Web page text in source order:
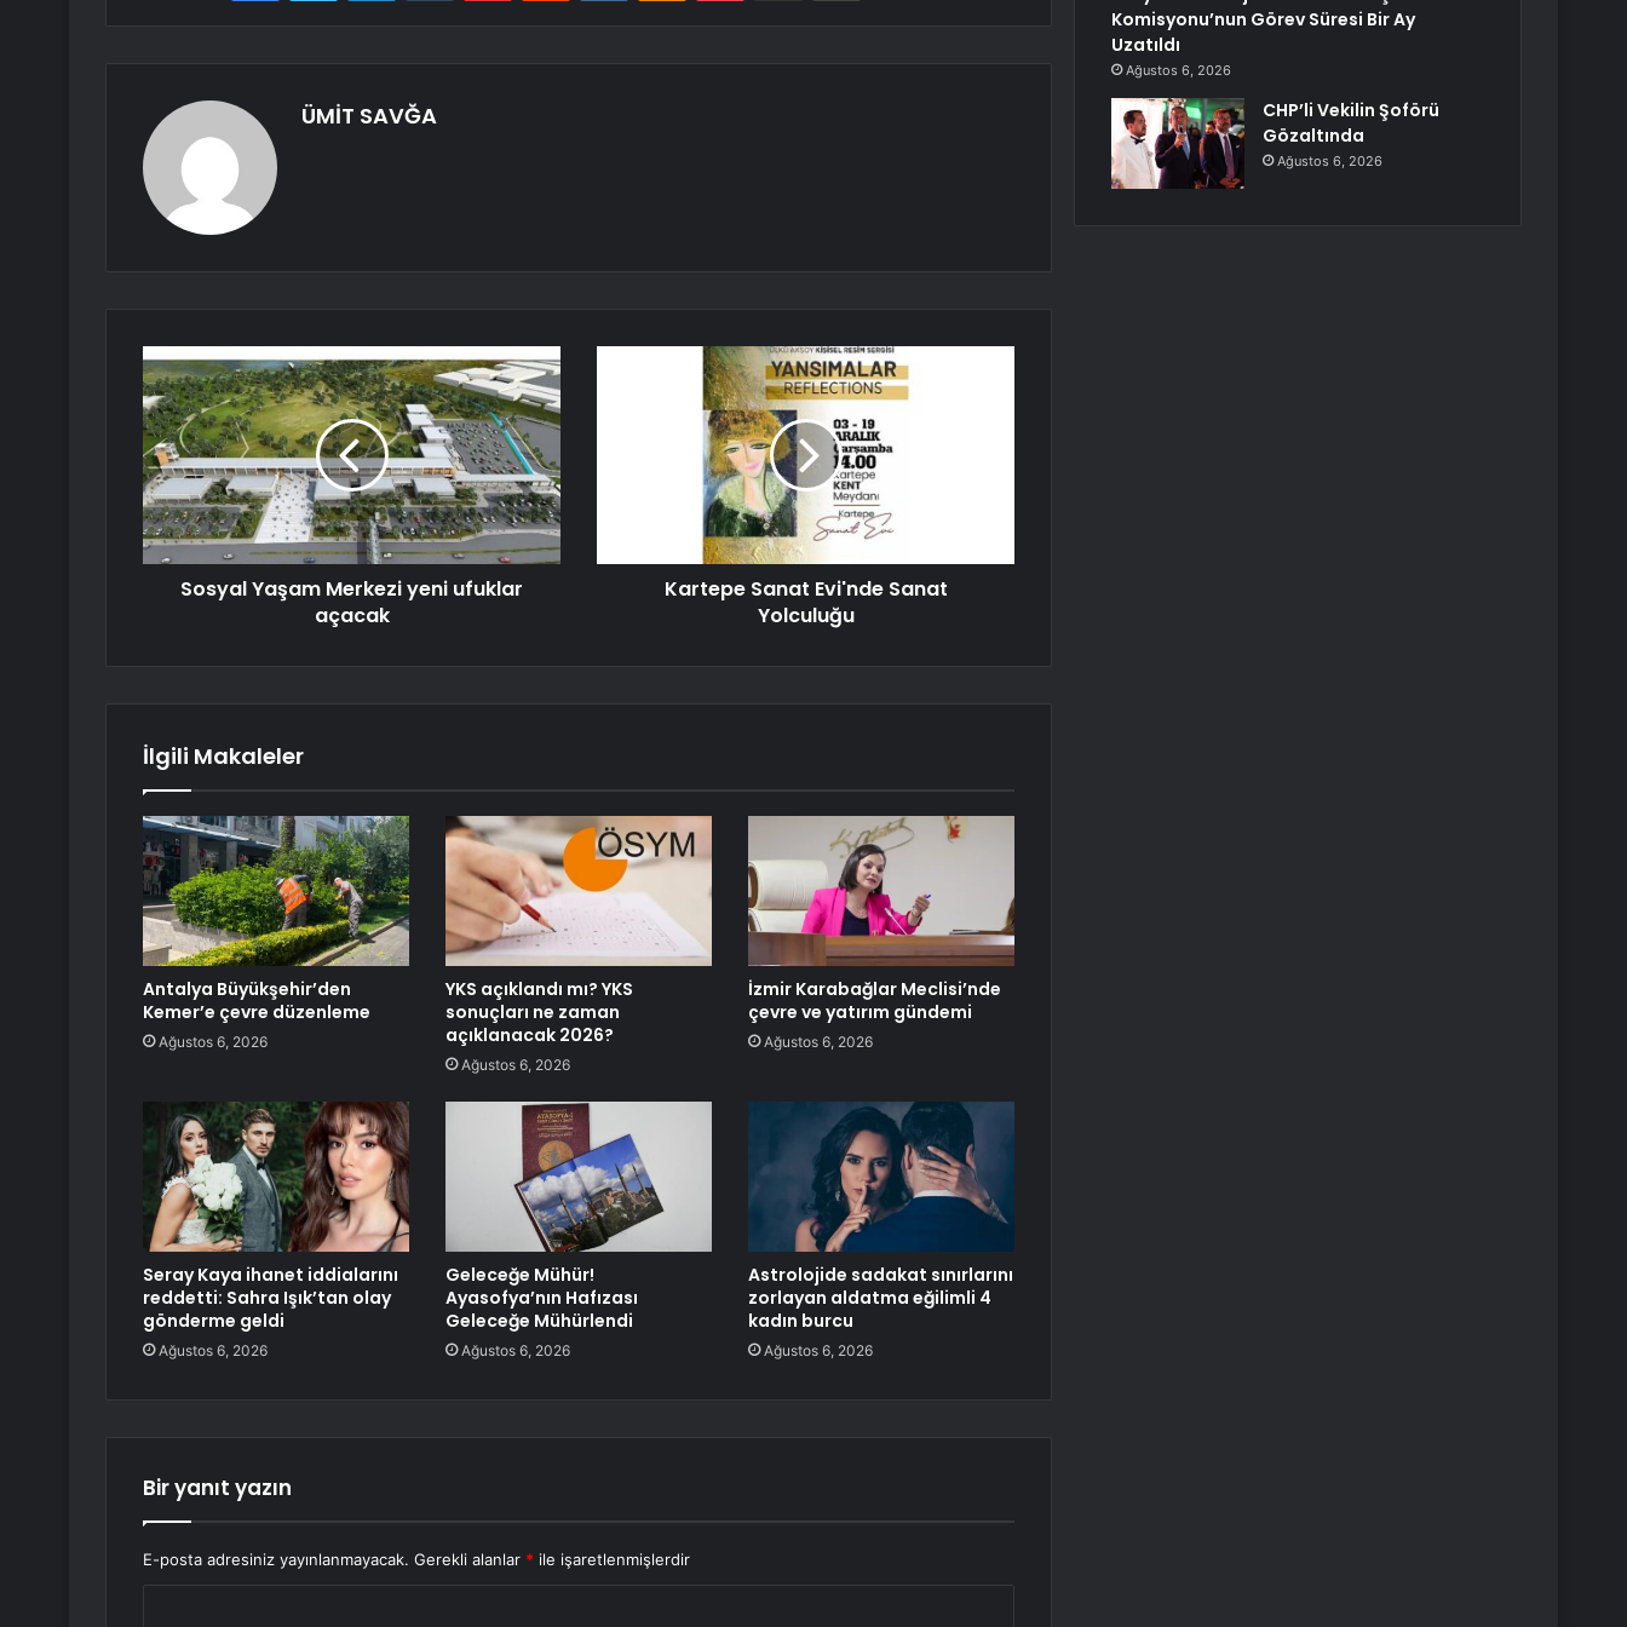
ÜMİT SAVĞA
Sosyal Yaşam Merkezi yeni ufuklar
açacak
Kartepe Sanat Evi'nde Sanat
Yolculuğu
İlgili Makaleler
Antalya Büyükşehir’den
Kemer’e çevre düzenleme
Ağustos 6, 2026
YKS açıklandı mı? YKS
sonuçları ne zaman
açıklanacak 2026?
Ağustos 6, 2026
İzmir Karabağlar Meclisi’nde
çevre ve yatırım gündemi
Ağustos 6, 2026
Seray Kaya ihanet iddialarını
reddetti: Sahra Işık’tan olay
gönderme geldi
Ağustos 6, 2026
Geleceğe Mühür!
Ayasofya’nın Hafızası
Geleceğe Mühürlendi
Ağustos 6, 2026
Astrolojide sadakat sınırlarını
zorlayan aldatma eğilimli 4
kadın burcu
Ağustos 6, 2026
Bir yanıt yazın
E-posta adresiniz yayınlanmayacak. Gerekli alanlar * ile işaretlenmişlerdir
Komisyonu’nun Görev Süresi Bir Ay
Uzatıldı
Ağustos 6, 2026
CHP’li Vekilin Şoförü
Gözaltında
Ağustos 6, 2026